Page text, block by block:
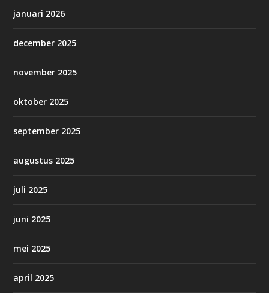
januari 2026
december 2025
november 2025
oktober 2025
september 2025
augustus 2025
juli 2025
juni 2025
mei 2025
april 2025